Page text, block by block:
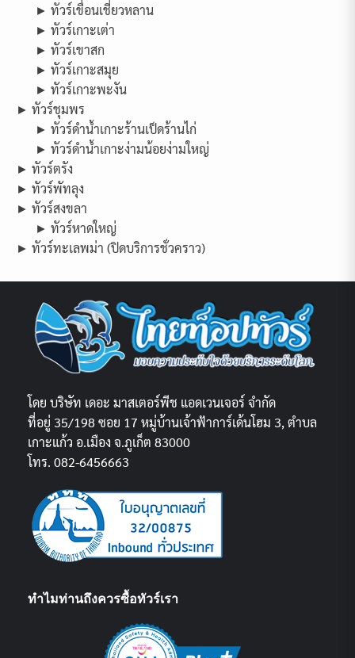
► ทัวร์เขื่อนเชี่ยวหลาน
► ทัวร์เกาะเต่า
► ทัวร์เขาสก
► ทัวร์เกาะสมุย
► ทัวร์เกาะพะงัน
► ทัวร์ชุมพร
► ทัวร์ดำน้ำเกาะร้านเป็ดร้านไก่
► ทัวร์ดำน้ำเกาะง่ามน้อยง่ามใหญ่
► ทัวร์ตรัง
► ทัวร์พัทลุง
► ทัวร์สงขลา
► ทัวร์หาดใหญ่
► ทัวร์ทะเลพม่า (ปิดบริการชั่วคราว)
โดย บริษัท เดอะ มาสเตอร์พีช แอดเวนเจอร์ จำกัด
ที่อยู่ 35/198 ซอย 17 หมู่บ้านเจ้าฟ้าการ์เด้นโฮม 3, ตำบล
เกาะแก้ว อ.เมือง จ.ภูเก็ต 83000
โทร. 082-6456663
ทำไมท่านถึงควรซื้อทัวร์เรา